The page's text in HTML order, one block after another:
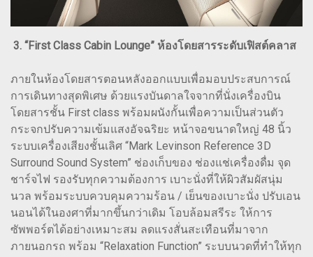
3. “First Class Cabin Lounge” ห้องโดยสารระดับเฟิสต์คลาส
ภายในห้องโดยสารตอนหลังออกแบบเพื่อมอบประสบการณ์
การเดินทางสุดพิเศษ ด้วยแรงบันดาลใจจากที่นั่งเครื่องบิน
โดยสารชั้น First class พร้อมผนังกั้นเพื่อความเป็นส่วนตัว
กระจกปรับความเข้มแสงอัจฉริยะ หน้าจอขนาดใหญ่ 48 นิ้ว
ระบบเครื่องเสียงชั้นเลิศ “Mark Levinson Reference 3D
Surround Sound System” ช่องเก็บของ ช่องแช่เครื่องดื่ม จุด
ชาร์จไฟ รองรับทุกความต้องการ เบาะนั่งที่ให้ผิวสัมผัสนุ่ม
นวล พร้อมระบบควบคุมความร้อน / เย็นของเบาะนั่ง ปรับเอน
นอนได้ในองศาที่มากขึ้นกว่าเดิม โอบล้อมสรีระ ให้การ
ซัพพอร์ตได้อย่างเหมาะสม ลดแรงสั่นสะเทือนที่มาจาก
ภายนอกรถ พร้อม “Relaxation Function” ระบบนวดที่ทำให้ทุก